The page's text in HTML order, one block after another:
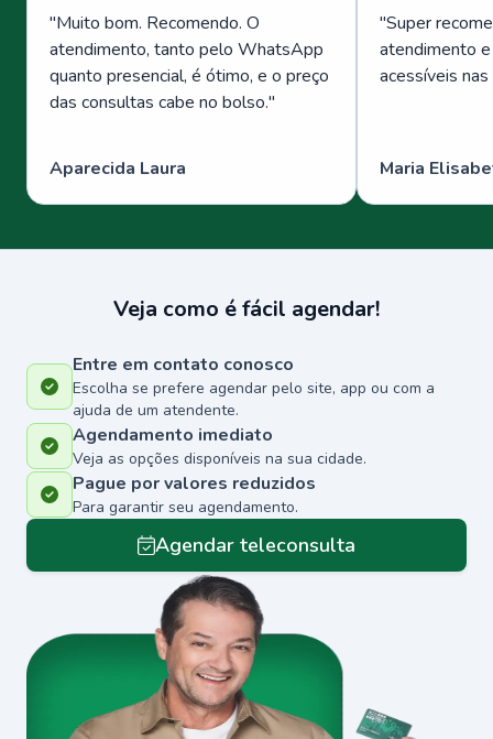
"Muito bom. Recomendo. O
atendimento, tanto pelo WhatsApp
quanto presencial, é ótimo, e o preço
das consultas cabe no bolso."
Aparecida Laura
"Super
atendimento
acessíveis
Maria
Veja como é fácil agendar!
Entre em contato conosco
Escolha se prefere agendar pelo site, app ou com a
ajuda de um atendente.
Agendamento imediato
Veja as opções disponíveis na sua cidade.
Pague por valores reduzidos
Para garantir seu agendamento.
Agendar teleconsulta